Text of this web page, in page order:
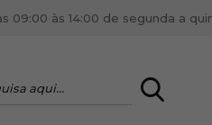
09:00 às 14:00 de segunda a